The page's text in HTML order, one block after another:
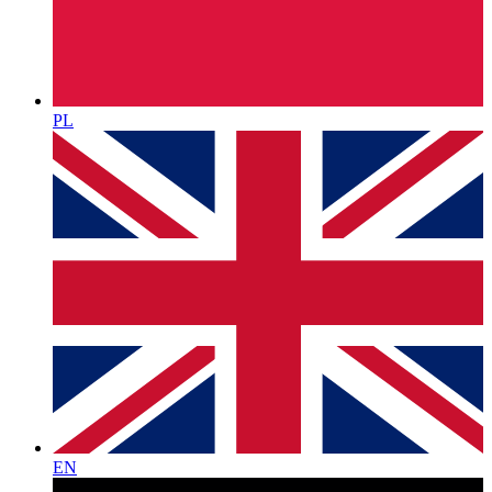
PL
EN